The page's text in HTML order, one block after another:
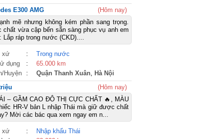
E300 AMG
(Hôm nay)
mẽ nhưng không kém phần sang trọng.
vừa cập bến sẵn sàng phục vụ anh em
Lắp ráp trong nước (CKD)....
xứ :
Trong nước
dụng :
65.000 km
Huyện : Quận Thanh Xuân, Hà Nội
(Hôm nay)
– GẦM CAO ĐÔ THỊ CỰC CHẤT 🔥, MÀU
HR-V bản L nhập Thái mà giữ được chất
Mời các bác qua xem ngay em n...
xứ :
Nhập khẩu Thái